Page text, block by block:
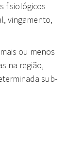
fisiológicos
vingamento,
ou menos
na região,
sub-